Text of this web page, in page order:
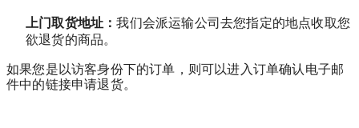
上门取货地址：我们会派运输公司去您指定的地点收取您
欲退货的商品。
如果您是以访客身份下的订单，则可以进入订单确认电子邮
件中的链接申请退货。